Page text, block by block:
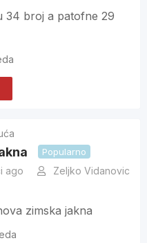
34 broj a patofne 29
Popularno
ago
Zeljko Vidanovic
zimska jakna